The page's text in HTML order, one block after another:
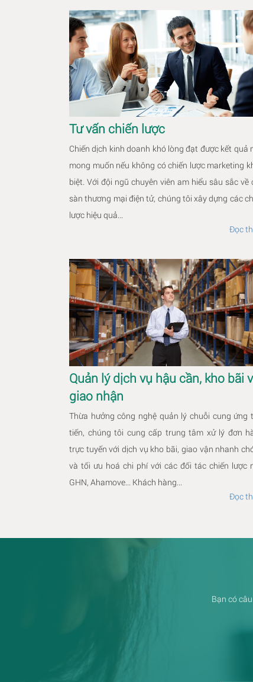
Tư vấn chiến lược
Chiến dịch kinh doanh khó lòng đạt được kết quả
mong muốn nếu không có chiến lược marketing
biệt. Với đội ngũ chuyên viên am hiểu sâu sắc về
sàn thương mại điện tử, chúng tôi xây dựng các
lược hiệu quả...
Đọc
Quản lý dịch vụ hậu cần, kho bãi
giao nhận
Thừa hưởng công nghệ quản lý chuỗi cung ứng
tiến, chúng tôi cung cấp trung tâm xử lý đơn
trực tuyến với dịch vụ kho bãi, giao vận nhanh
và tối ưu hoá chi phí với các đối tác chiến lược
GHN, Ahamove... Khách hàng...
Đọc
Bạn có